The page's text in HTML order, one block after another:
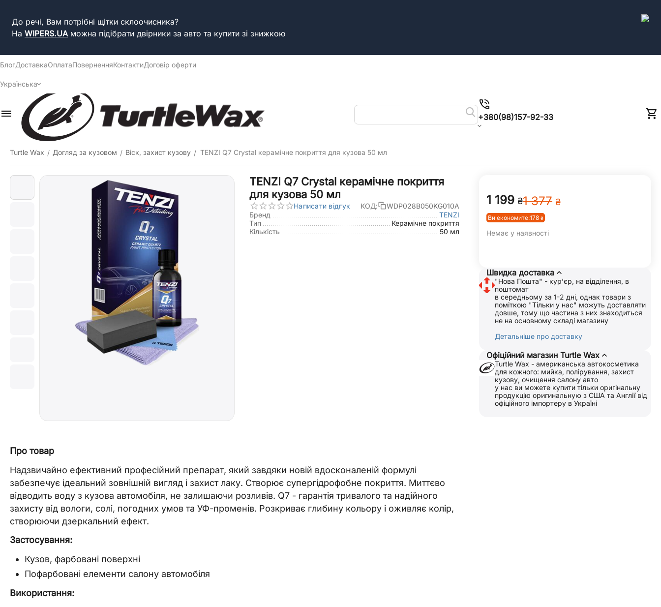
До речі, Вам потрібні щітки склоочисника?
На WIPERS.UAможна підібрати двірники за авто та купити зі знижкою
БлогДоставкаОплатаПоверненняКонтактиДоговір оферти
Українська
+380(98)157-92-33
Turtle Wax / Догляд за кузовом / Віск, захист кузову / TENZI Q7 Crystal керамічне покриття для кузова 50 мл
TENZI Q7 Crystal керамічне покриття
для кузова 50 мл
Написати відгук КОД:
WDP028B050KG010A
Бренд
TENZI
Тип
Керамічне покриття
Кількість
50 мл
1 199 ₴1 377 ₴
Ви економите:178 ₴
Немає у наявності
Швидка доставка
"Нова Пошта" - курʼєр, на відділення, в
поштомат
в середньому за 1-2 дні, однак товари з
поміткою "Тільки у нас" можуть доставляти
довше, тому що частина з них знаходиться
не на основному складі магазину
Детальніше про доставку
Офіційний магазин Turtle Wax
Turtle Wax - американська автокосметика
для кожного: мийка, полірування, захист
кузову, очищення салону авто
у нас ви можете купити тільки оригінальну
продукцію оригинальную з США та Англії від
офіційного імпортеру в Україні
Про товар
Надзвичайно ефективний професійний препарат, який завдяки новій вдосконаленій формулі
забезпечує ідеальний зовнішній вигляд і захист лаку. Створює супергідрофобне покриття. Миттєво
відводить воду з кузова автомобіля, не залишаючи розливів. Q7 - гарантія тривалого та надійного
захисту від вологи, солі, погодних умов та УФ-променів. Розкриває глибину кольору і оживляє колір,
створюючи дзеркальний ефект.
Застосування:
Кузов, фарбовані поверхні
Пофарбовані елементи салону автомобіля
Використання: